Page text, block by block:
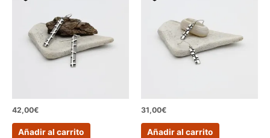
42,00€
Añadir al carrito
31,00€
Añadir al carrito